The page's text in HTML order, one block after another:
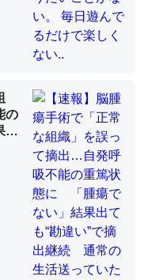
不足してて両方に不
あって面白い。海に
はカルシウムを使わ
違うのか？
＝「昆虫はなぜ海にいな
の
出